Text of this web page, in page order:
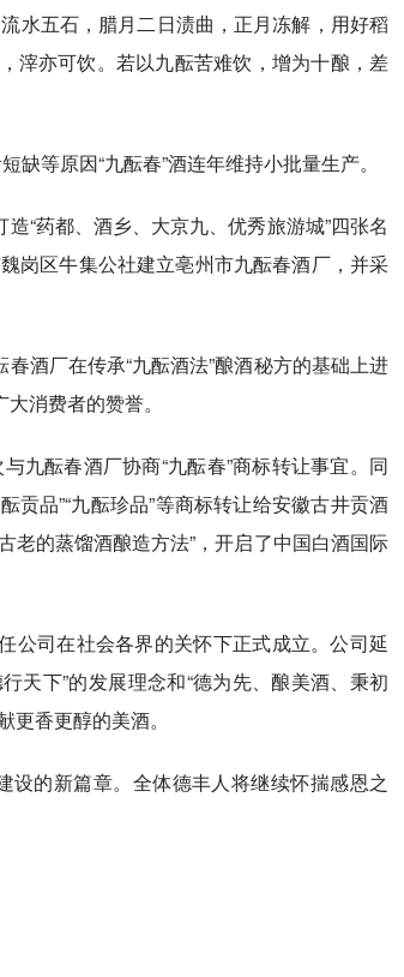
水五石，腊月二日渍曲，正月冻解，用好稻
亦可饮。若以九酝苦难饮，增为十酿，差
等原因“九酝春”酒连年维持小批量生产。
“药都、酒乡、大京九、优秀旅游城”四张名
岗区牛集公社建立亳州市九酝春酒厂，并采
酒厂在传承“九酝酒法”酿酒秘方的基础上进
消费者的赞誉。
九酝春酒厂协商“九酝春”商标转让事宜。同
贡品”“九酝珍品”等商标转让给安徽古井贡酒
老的蒸馏酒酿造方法”，开启了中国白酒国际
公司在社会各界的关怀下正式成立。公司延
天下”的发展理念和“德为先、酿美酒、秉初
香更醇的美酒。
设的新篇章。全体德丰人将继续怀揣感恩之